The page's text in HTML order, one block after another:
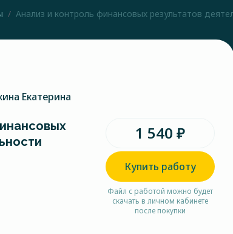
Анализ и контроль финансовых результатов
Екатерина
1 540 ₽
Купить работу
Файл с работой можно будет
скачать в личном кабинете
после покупки